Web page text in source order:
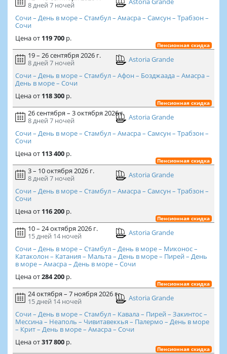
8 дней 7 ночей
Сочи – День в море – Стамбул – Амасра – Самсун – Трабзон –
Сочи
Ценаот 119 700р.
Пенсионная скидка
19 – 26 сентября 2026 г.
8 дней 7 ночей
Astoria Grande
Сочи – День в море – Стамбул – Афон – Бозджаада – Амасра –
День в море – Сочи
Ценаот 118 300р.
Пенсионная скидка
26 сентября – 3 октября 2026 г.
8 дней 7 ночей
Astoria Grande
Сочи – День в море – Стамбул – Амасра – Самсун – Трабзон –
Сочи
Ценаот 113 400р.
Пенсионная скидка
3 – 10 октября 2026 г.
8 дней 7 ночей
Astoria Grande
Сочи – День в море – Стамбул – Амасра – Самсун – Трабзон –
Сочи
Ценаот 116 200р.
Пенсионная скидка
10 – 24 октября 2026 г.
15 дней 14 ночей
Astoria Grande
Сочи – День в море – Стамбул – День в море – Миконос –
Катаколон – Катания – Мальта – День в море – Пирей – День
в море – Амасра – День в море – Сочи
Ценаот284 200р.
Пенсионная скидка
24 октября – 7 ноября 2026 г.
15 дней 14 ночей
Astoria Grande
Сочи – День в море – Стамбул – Кавала – Пирей – Закинтос –
Мессина – Неаполь – Чивитавеккья – Палермо – День в море
– Крит – День в море – Амасра – Сочи
Ценаот317 800р.
Пенсионная скидка